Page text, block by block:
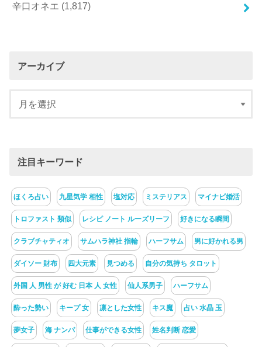
辛口オネエ (1,817)
アーカイブ
注目キーワード
ほくろ占い 九星気学 相性 塩対応 ミステリアス マイナビ婚活
トロファスト 類似 レシピ ノート ルーズリーフ 好きになる瞬間
クラブチャティオ サムハラ神社 指輪 ハーフサム 男に好かれる男
ダイソー 財布 四大元素 見つめる 自分の気持ち タロット
外国 人 男性 が 好む 日本 人 女性 仙人系男子 ハーフサム
酔った勢い キープ 女 凛とした女性 キス魔 占い 水晶 玉
夢女子 海 ナンパ 仕事ができる女性 姓名判断 恋愛